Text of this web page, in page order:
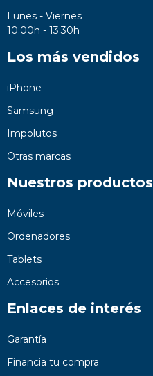
Lunes - Viernes
10:00h - 13:30h
Los más vendidos
iPhone
Samsung
Impolutos
Otras marcas
Nuestros productos
Móviles
Ordenadores
Tablets
Accesorios
Enlaces de interés
Garantía
Financia tu compra